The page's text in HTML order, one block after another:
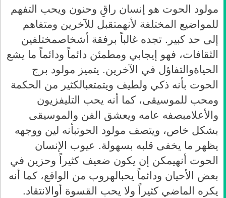
مولود الحوت هو إنسان راقِ وحنون ويحب التفهم
للمواضيع المختلفة لأنهمتقبل للآخرين ومتفاهم
إلى حد كبير . تجده غالباً برفقة أشخاصمختلفين
الثقافات، فهو إيجابي ومطمئن دائماً ودائماً ما يشع
الحياةوالتفاؤل في الآخرين. يتميز مولود برج
الحوت بأنه ذكي ولطيف ويتمتعبالكثير من الحكمة
ومحب للموسيقى، كما أنه يحب التليفزيون
والأعلامبصفه عامه ويعشق الفن والموسيقى
بشكل خاص، ويتصف مولود الحوتبأنه لين ووجهه
يظهر ما يخفى قلبه بسهولة. عيوب الإنسان
الحوت أنهيمكن إن يكون ضعيف كثيراً وحزين في
بعض الأحيان ودائماً يحبالهروب من الواقع، كما أنه
يكره الماضي كثيراً ولا يحب القسوة أوالانتقاد.